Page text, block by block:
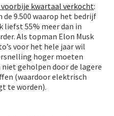
voorbije kwartaal verkocht:
9.500 waarop het bedrijf
liefst 55% meer dan in
Als topman Elon Musk
voor het hele jaar wil
hoger moeten
geholpen door de lagere
(waardoor elektrisch
te worden).